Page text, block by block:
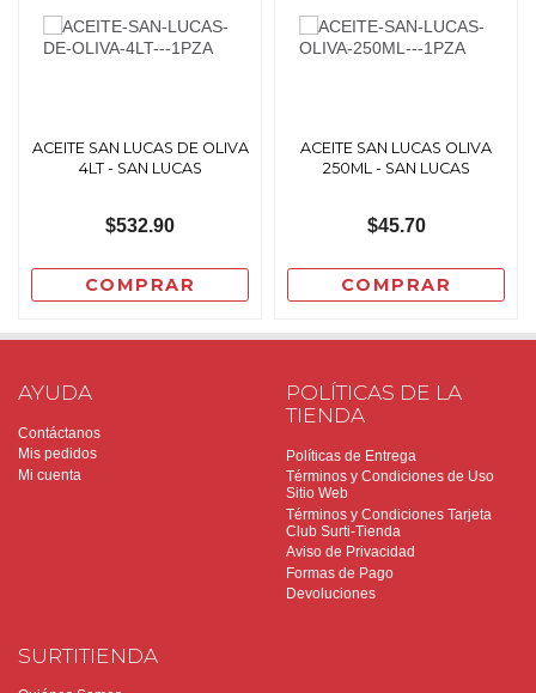
ACEITE SAN LUCAS DE OLIVA
4LT - SAN LUCAS
$532.90
COMPRAR
ACEITE SAN LUCAS OLIVA
250ML - SAN LUCAS
$45.70
COMPRAR
AYUDA
Contáctanos
Mis pedidos
Mi cuenta
POLÍTICAS DE LA
TIENDA
Políticas de Entrega
Términos y Condiciones de Uso
Sitio Web
Términos y Condiciones Tarjeta
Club Surti-Tienda
Aviso de Privacidad
Formas de Pago
Devoluciones
SURTITIENDA